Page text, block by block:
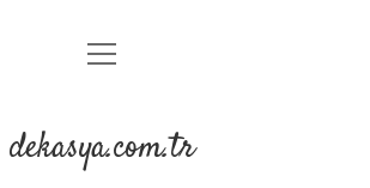
Anasayfa
Yasal Uyarı
menüyü
dekasya.com.tr